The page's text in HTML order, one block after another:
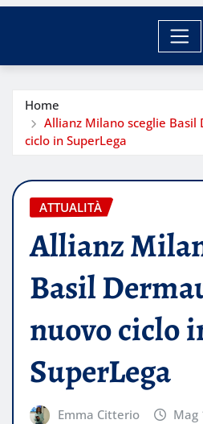
Home
Allianz Milano sceglie
ciclo in SuperLega
ATTUALITÀ
Allianz
Basil
nuovo ciclo
SuperLega
Emma Citterio Mag